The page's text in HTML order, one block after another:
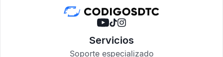
Servicios
Soporte especializado